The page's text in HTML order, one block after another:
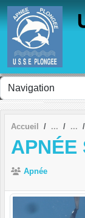
Accueil
APNÉE
Apnée
Panneau de